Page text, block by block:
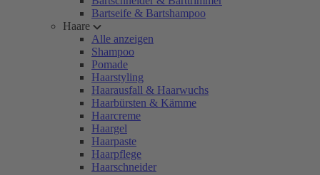
Bartseife & Bartshampoo
Haare
Alle anzeigen
Shampoo
Pomade
Haarstyling
Haarausfall & Haarwuchs
Haarbürsten & Kämme
Haarcreme
Haargel
Haarpaste
Haarpflege
Haarschneider